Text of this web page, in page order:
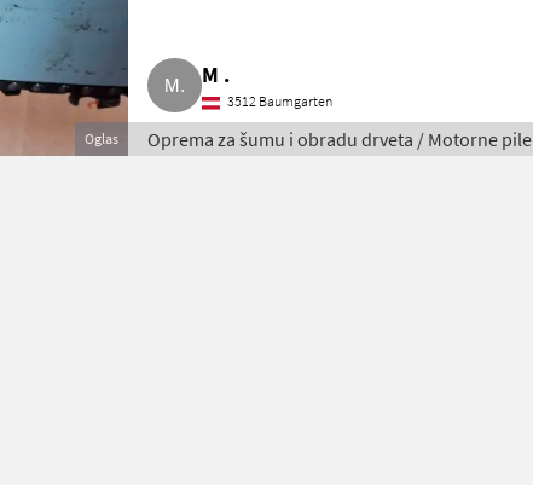
Oglas
M .
3512 Baumgarten
Oprema za šumu i obradu drveta / Motorne pile